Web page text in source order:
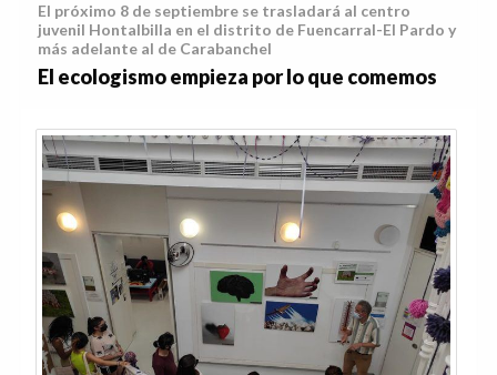
El próximo 8 de septiembre se trasladará al centro
juvenil Hontalbilla en el distrito de Fuencarral-El Pardo y
más adelante al de Carabanchel
El ecologismo empieza por lo que comemos